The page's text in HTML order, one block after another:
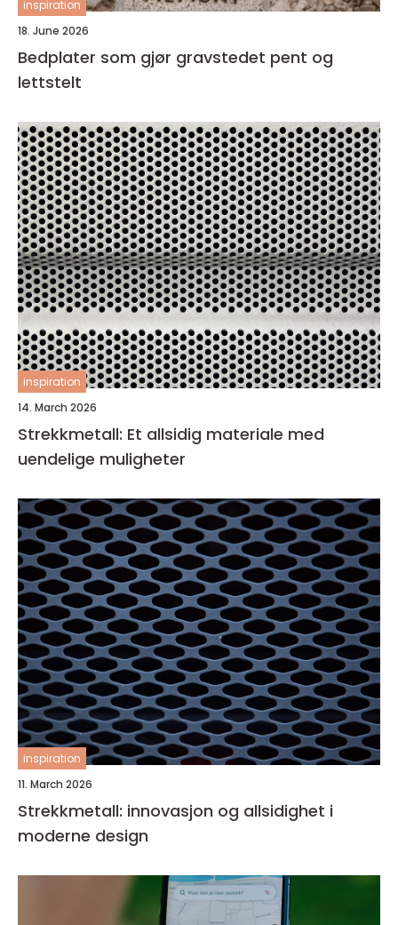
inspiration
18. June 2026
Bedplater som gjør gravstedet pent og
lettstelt
inspiration
14. March 2026
Strekkmetall: Et allsidig materiale med
uendelige muligheter
inspiration
11. March 2026
Strekkmetall: innovasjon og allsidighet i
moderne design